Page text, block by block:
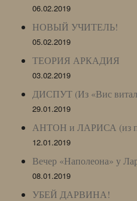
06.02.2019
НОВЫЙ УЧИТЕЛЬ!
05.02.2019
ТЕОРИЯ АРКАДИЯ
03.02.2019
ДИСПУТ (Из «Вис
29.01.2019
АНТОН и ЛАРИСА (из
12.01.2019
Вечер «Наполеона» у
08.01.2019
УБЕЙ ДАРВИНА!